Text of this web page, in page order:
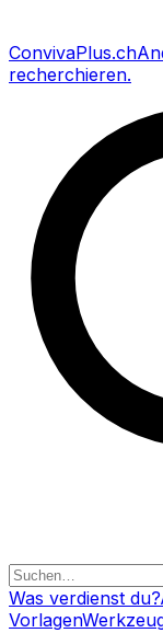
ConvivaPlus.ch
recherchieren.
Was verdienst du?
Vorlagen